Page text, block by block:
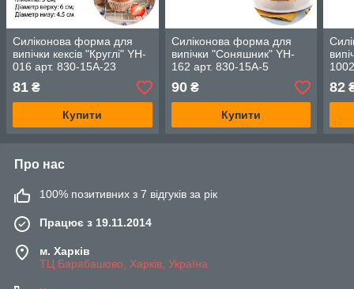
Силіконова форма для
випічки кексів "Круглі" YH-
016 арт. 830-15A-23
81 ₴
Купити
Силіконова форма для
випічки "Соняшник" YH-
162 арт. 830-15A-5
90₴
Купити
82
Про нас
100% позитивних з 7 відгуків за рік
Працює з 19.11.2014
м. Харків
ТЦ Барабашово, Харків, Україна